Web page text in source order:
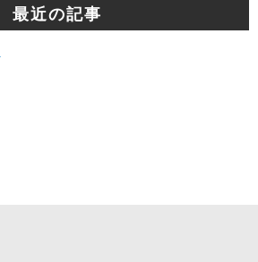
最近の記事